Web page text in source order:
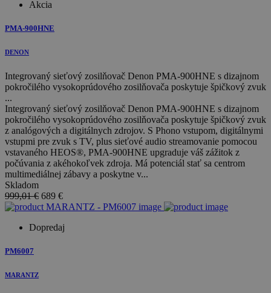
Akcia
PMA-900HNE
DENON
Integrovaný sieťový zosilňovač Denon PMA-900HNE s dizajnom
pokročilého vysokoprúdového zosilňovača poskytuje špičkový zvuk
...
Integrovaný sieťový zosilňovač Denon PMA-900HNE s dizajnom
pokročilého vysokoprúdového zosilňovača poskytuje špičkový zvuk
z analógových a digitálnych zdrojov. S Phono vstupom, digitálnymi
vstupmi pre zvuk s TV, plus sieťové audio streamovanie pomocou
vstavaného HEOS®, PMA-900HNE upgraduje váš zážitok z
počúvania z akéhokoľvek zdroja. Má potenciál stať sa centrom
multimediálnej zábavy a poskytne v...
Skladom
999,01 € 689 €
Dopredaj
PM6007
MARANTZ